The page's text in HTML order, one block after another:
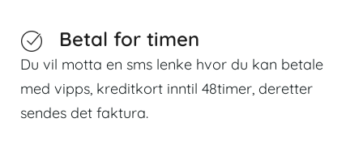
Betal for timen
Du vil motta en sms lenke hvor du kan betale
med vipps, kreditkort inntil 48timer, deretter
sendes det faktura.